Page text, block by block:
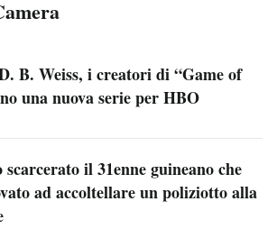
B. Weiss, i creatori di “Game of
una nuova serie per HBO
il 31enne guineano che
ad accoltellare un poliziotto alla